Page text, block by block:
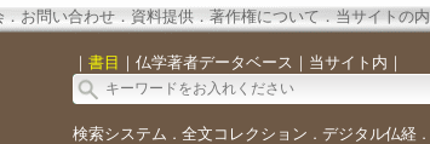
． お問い合わせ． 資料提供．著作権について．当サイトの
｜ 書目 ｜ 仏学著者データベース ｜ 当サイト内 ｜
検索システム ． 全文コレクション ． デジタル仏経．